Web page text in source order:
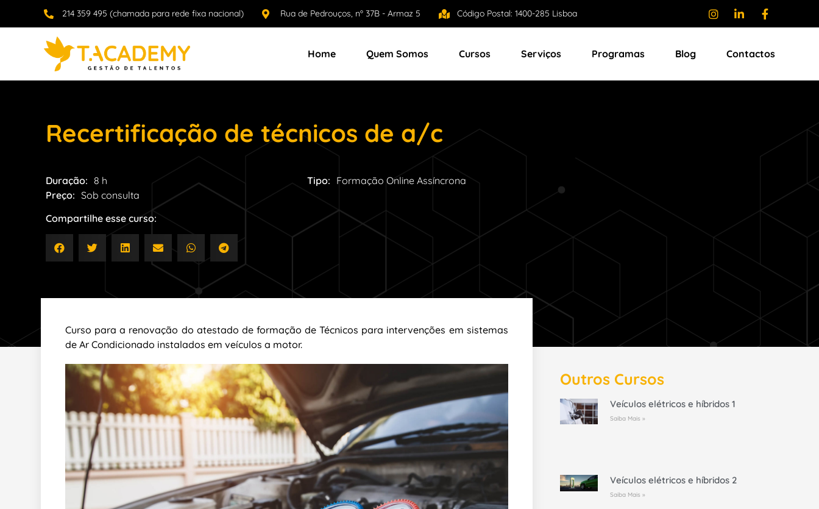
214 359 495 (chamada para rede fixa nacional) Rua de Pedrouços, nº 37B - Armaz 5 Código Postal: 1400-285 Lisboa
Home Quem Somos Cursos Serviços Programas Blog Contactos
Recertificação de técnicos de a/c
Duração: 8 h Tipo: Formação Online Assíncrona
Preço: Sob consulta
Compartilhe esse curso:
Curso para a renovação do atestado de formação de Técnicos para intervenções em sistemas
de Ar Condicionado instalados em veículos a motor.
Outros Cursos
Veículos elétricos e híbridos 1
Saiba Mais »
Veículos elétricos e híbridos 2
Saiba Mais »